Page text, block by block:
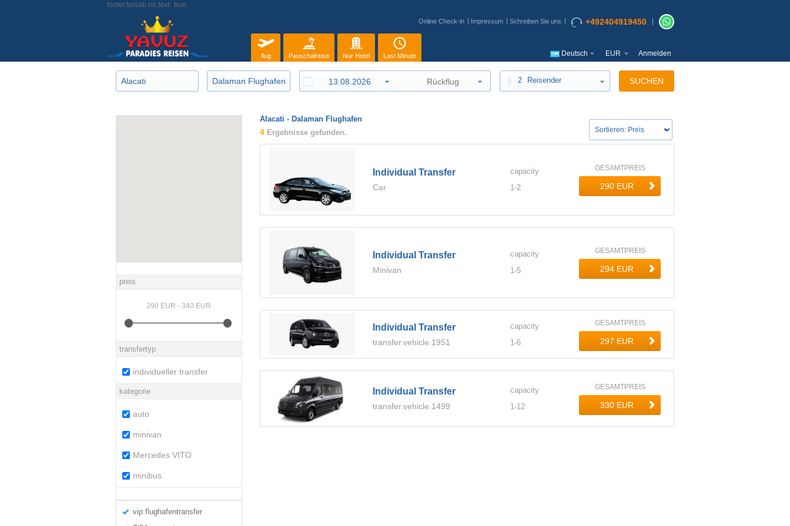
footer.tursab.no.text: true
Online Check-in Impressum Schreiben Sie uns +492404919450
flug Pauschalreise Nur Hotel Last Minute Deutsch EUR Anmelden
2 Reisender SUCHEN
preis
transfertyp
individueller transfer
kategorie
auto
minivan
Mercedes VITO
minibus
vip flughafentransfer
Alacati - Dalaman Flughafen
4 Ergebnisse gefunden.
Individual Transfer
Car
capacity
1-2
GESAMTPREIS
Individual Transfer
Minivan
capacity
1-5
GESAMTPREIS
Individual Transfer
transfer.vehicle.1951
capacity
1-6
GESAMTPREIS
Individual Transfer
transfer.vehicle.1499
capacity
1-12
GESAMTPREIS